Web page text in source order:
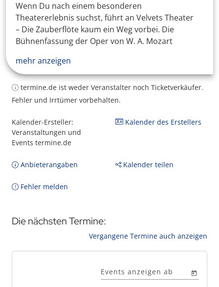
Wenn Du nach einem besonderen
Theatererlebnis suchst, führt an Velvets Theater
– Die Zauberflöte kaum ein Weg vorbei. Die
Bühnenfassung der Oper von W. A. Mozart
mehr anzeigen
termine.de ist weder Veranstalter noch Ticketverkäufer.
Fehler und Irrtümer vorbehalten.
Kalender-Ersteller:
Veranstaltungen und
Events termine.de
Kalender des Erstellers
Anbieterangaben Kalender teilen
Fehler melden
Die nächsten Termine:
Vergangene Termine auch anzeigen
Events anzeigen ab